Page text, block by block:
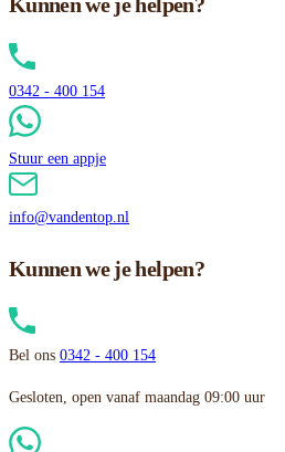
0342 - 400 154
Stuur een appje
info@vandentop.nl
Kunnen we je helpen?
Bel ons 0342 - 400 154
Gesloten, open vanaf maandag 09:00 uur